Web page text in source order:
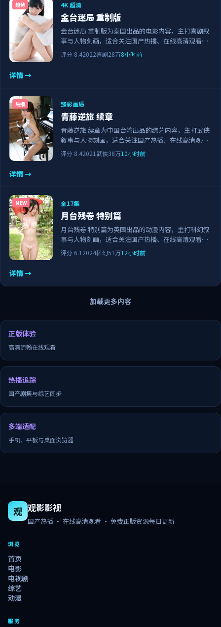
趋势 4K 超清
金台迷局 重制版
金台迷局 重制版为泰国出品的电影内容，主打喜剧叙
事与人物刻画，适合关注国产热播、在线高清观看与
正版资源的观众。剧情节奏紧凑，画面清晰流畅，可
评分 8.42022喜剧28万8小时前
详情 →
热播 臻彩画质
青藤逆旅 续章
青藤逆旅 续章为中国台湾出品的综艺内容，主打武侠
叙事与人物刻画，适合关注国产热播、在线高清观看
与正版资源的观众。剧情节奏紧凑，画面清晰流畅，
可作为日常追剧与家庭观影的备选佳作。
评分 8.42021 武侠38万10小时前
详情 →
NEW 全17集
月台残卷 特别篇
月台残卷 特别篇为英国出品的动漫内容，主打科幻叙
事与人物刻画，适合关注国产热播、在线高清观看与
正版资源的观众。剧情节奏紧凑，画面清晰流畅，可
作为日常追剧与家庭观影的备选佳作。
评分 6.1 2024科幻51万12小时前
详情 →
加载更多内容
正版体验
高清流畅在线观看
热播追踪
国产剧集与综艺同步
多端适配
手机、平板与桌面浏览器
观 观影影视
国产热播 · 在线高清观看 · 免费正版资源每日更新
浏览
首页
电影
电视剧
综艺
动漫
服务